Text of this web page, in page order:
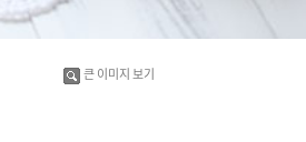
큰 이미지 보기